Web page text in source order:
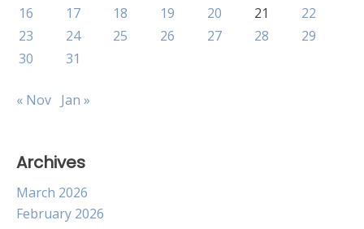
16
17 18 19 20 21
22
23
24 25 26 27 28
29
30
31
« Nov Jan »
Archives
March 2026
February 2026